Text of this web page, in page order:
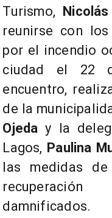
Turismo,
reunirse con
por el incendio
ciudad el 22
encuentro,
de la
Ojeda y la
Lagos, Paulina
las medidas
damnificados.